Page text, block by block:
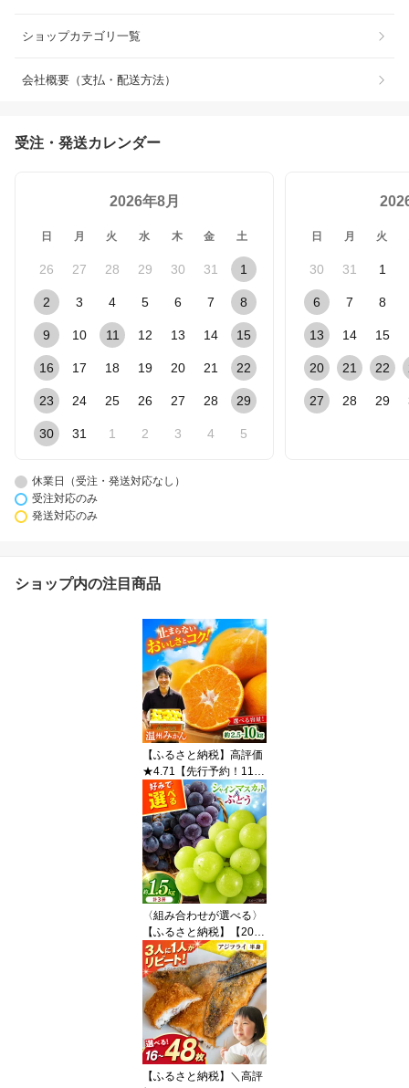
ショップカテゴリ一覧
会社概要（支払・配送方法）
受注・発送カレンダー
2026年8月
日 月 火 水 木 金 土
26 27 28 29 30 31 1
2 3 4 5 6 7 8
9 10 11 12 13 14 15
16 17 18 19 20 21 22
23 24 25 26 27 28 29
30 31 1 2 3 4 5
日 月 火
30 31 1
6 7 8
13 14 15
20 21 22
27 28 29
休業日（受注・発送対応なし）
受注対応のみ
発送対応のみ
ショップ内の注目商品
【ふるさと納税】高評価
★4.71【先行予約！11月
中旬頃〜1月中旬配送】
長崎県産 温州みかん 約2.
5kg～10kg / みかん 柑橘
ミカン 蜜柑 2.5kg 5kg 10
kg 選べる容量 フルーツ
果物 / 大村市 / 山光農園
[ACAI001]
〈組み合わせが選べる〉
【ふるさと納税】【2026
年8月中旬より順次発送
予定】シャインマスカッ
ト ・ ぶどう セット 3房
約1.5kg / シャインマスカ
ット マスカット ますか
っと ブドウ ぶどう フル
ーツ 果物 くだもの / 大村
市 / おおむら夢ファーム
シュシュ[ACAA007]
【ふるさと納税】＼高評